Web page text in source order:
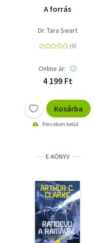
A forrás
Dr. Tara Swart
Online ár:
4 199 Ft
Kosárba
Perceken belül
E-KÖNYV